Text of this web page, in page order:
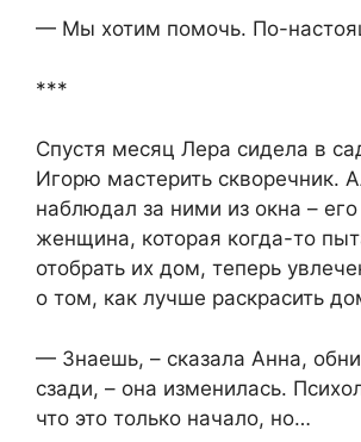
— Мы хотим помочь. По-
***
Спустя месяц Лера сидела в
Игорю мастерить скворечник.
наблюдал за ними из окна –
женщина, которая когда-то
отобрать их дом, теперь
о том, как лучше раскрасить
— Знаешь, – сказала Анна,
сзади, – она изменилась.
что это только начало, но…